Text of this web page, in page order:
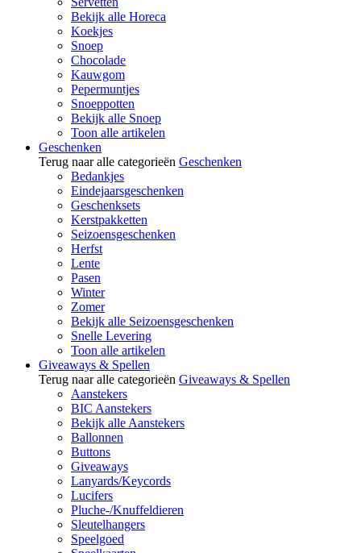
Bekijk alle Horeca
Koekjes
Snoep
Chocolade
Kauwgom
Pepermuntjes
Snoeppotten
Bekijk alle Snoep
Toon alle artikelen
Geschenken
Terug naar alle categorieën Geschenken
Bedankjes
Eindejaarsgeschenken
Geschenksets
Kerstpakketten
Seizoensgeschenken
Herfst
Lente
Pasen
Winter
Zomer
Bekijk alle Seizoensgeschenken
Snelle Levering
Toon alle artikelen
Giveaways & Spellen
Terug naar alle categorieën Giveaways & Spellen
Aanstekers
BIC Aanstekers
Bekijk alle Aanstekers
Ballonnen
Buttons
Giveaways
Lanyards/Keycords
Lucifers
Pluche-/Knuffeldieren
Sleutelhangers
Speelgoed